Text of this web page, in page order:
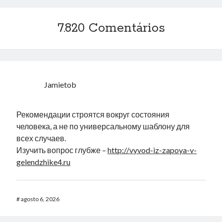
AND ( mb_comments.comment_date_gmt < '2026-08-
repaired]
WHERE ( comment_approved = '1' ) AND
comment_post_ID = 1459 AND comment_parent = 0
AND ( mb_comments.comment_date_gmt < '2026-08-
06 22:13:18' )
7.820 Comentários
Jamietob
Рекомендации строятся вокруг состояния
человека, а не по универсальному шаблону для
всех случаев.
Изучить вопрос глубже –http://vyvod-iz-zapoya-v-
gelendzhike4.ru
#agosto 6, 2026